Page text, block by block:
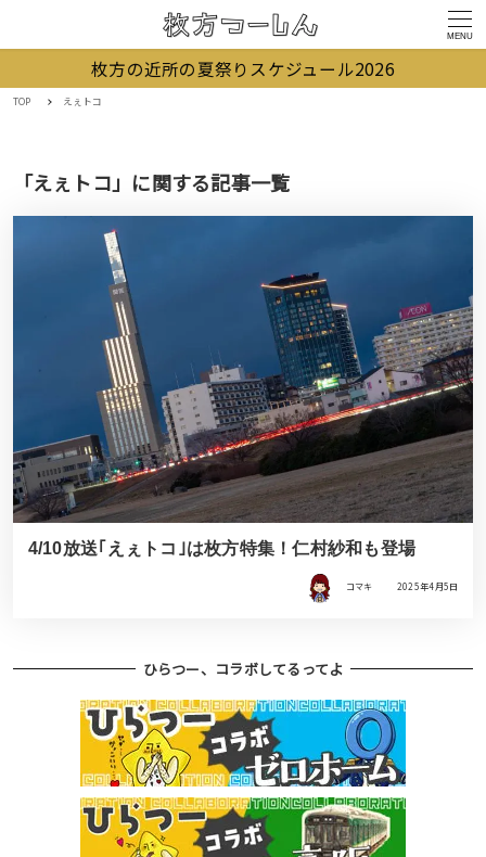
MENU
枚方の近所の夏祭りスケジュール2026
TOP えぇトコ
「えぇトコ」に関する記事一覧
4/10放送｢えぇトコ｣は枚方特集！仁村紗和も登場
コマキ 2025年4月5日
ひらつー、コラボしてるってよ